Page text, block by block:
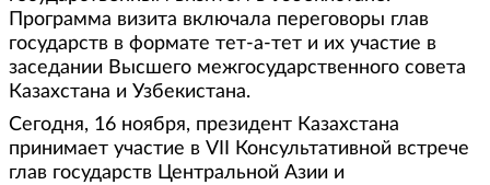
Программа визита включала переговоры глав
государств в формате тет-а-тет и их участие в
заседании Высшего межгосударственного совета
Казахстана и Узбекистана.
Сегодня, 16 ноября, президент Казахстана
принимает участие в VII Консультативной встрече
глав государств Центральной Азии и